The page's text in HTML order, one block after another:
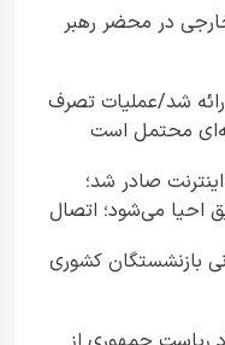
در محضر رهبر
شد/عملیات تصرف
محتمل است
صادر شد؛
احیا می‌شود؛ اتصال
تومانی بازنشستگان کشوری